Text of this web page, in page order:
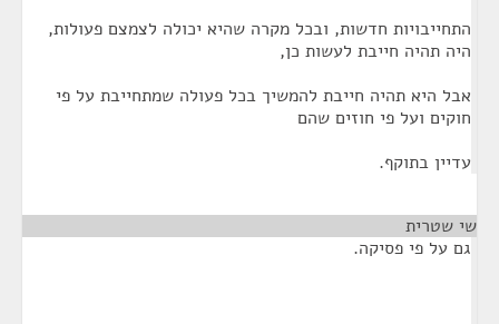
התחייבויות חדשות, ובכל מקרה שהיא יכולה לצמצם פעולות,
היה תהיה חייבת לעשות כן,
אבל היא תהיה חייבת להמשיך בכל פעולה שמתחייבת על פי
חוקים ועל פי חוזים שהם
עדיין בתוקף.
שי שטרית
גם על פי פסיקה.